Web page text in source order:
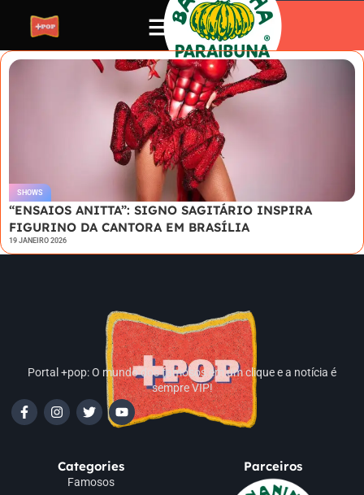
SHOWS
“ENSAIOS ANITTA”: SIGNO SAGITÁRIO INSPIRA
FIGURINO DA CANTORA EM BRASÍLIA
19 JANEIRO 2026
Portal +pop: O mundo dos famosos em um clique e a notícia é
sempre VIP!
Categories
Famosos
Parceiros